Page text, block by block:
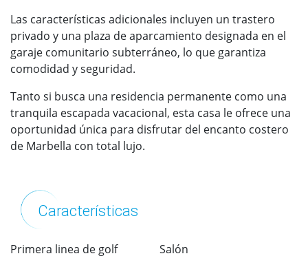
Las características adicionales incluyen un trastero
privado y una plaza de aparcamiento designada en el
garaje comunitario subterráneo, lo que garantiza
comodidad y seguridad.
Tanto si busca una residencia permanente como una
tranquila escapada vacacional, esta casa le ofrece una
oportunidad única para disfrutar del encanto costero
de Marbella con total lujo.
Características
Primera linea de golf Salón